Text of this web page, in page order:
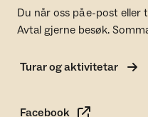
Du når oss på e-post
Avtal gjerne besøk.
Turar og aktivitetar
Facebook